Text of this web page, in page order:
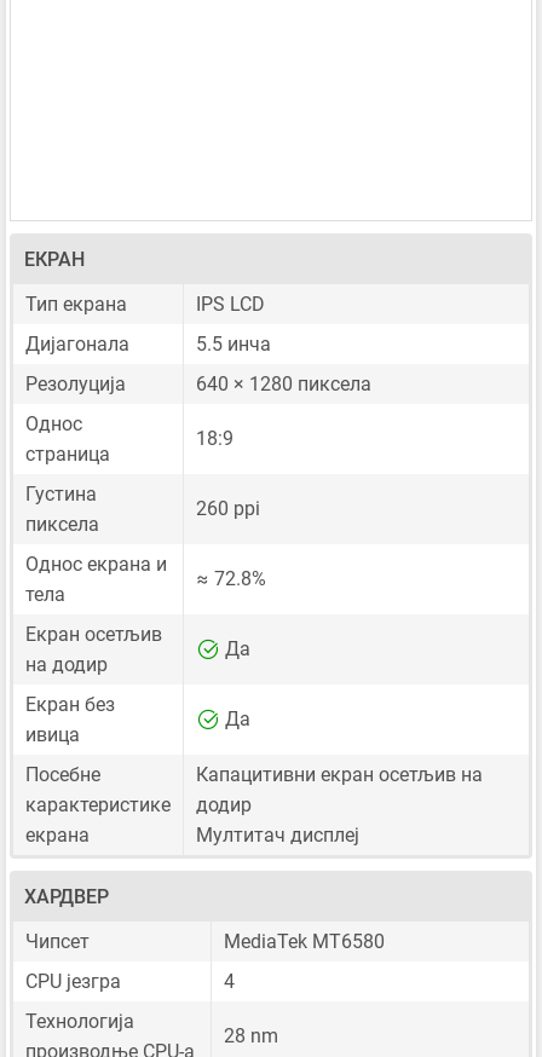
ЕКРАН
Тип екрана
IPS LCD
Дијагонала
5.5 инча
Резолуција
640 × 1280 пиксела
Однос
страница
18:9
Густина
пиксела
260 ppi
Однос екрана и
тела
≈ 72.8%
Екран осетљив
на додир
Да
Екран без
ивица
Да
Посебне
карактеристике
екрана
Капацитивни екран осетљив на
додир
Мултитач дисплеј
ХАРДВЕР
Чипсет
MediaTek MT6580
CPU језгра
4
Технологија
производње CPU-а
28 nm